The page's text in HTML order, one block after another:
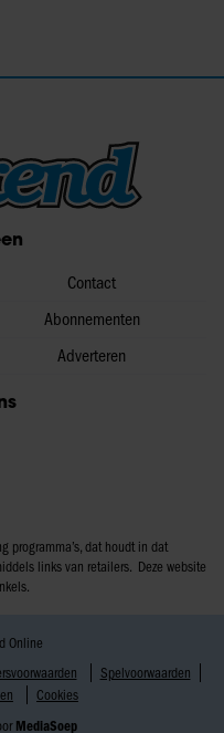
Contact
Abonnementen
Adverteren
programma’s, dat houdt in dat
links van retailers. Deze website
Online
Spelvoorwaarden
Cookies
MediaSoep